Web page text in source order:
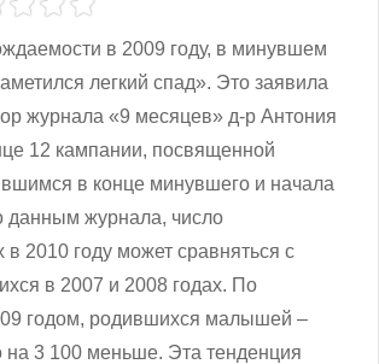
в 2009 году, в минувшем
легкий спад». Это заявила
журнала «9 месяцев» д-р Антония
12 кампании, посвященной
в конце минувшего и начала
данным журнала, число
2010 году может сравняться с
в 2007 и 2008 годах. По
годом, родившихся малышей –
на 3 100 меньше. Эта тенденция